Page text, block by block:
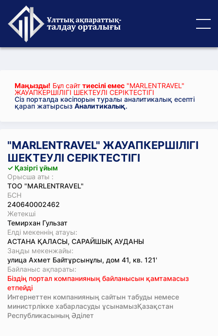
Маңызды! Бұл сайт тиесілі емес "MARLENTRAVEL"
ЖАУАПКЕРШІЛІГІ ШЕКТЕУЛІ СЕРІКТЕСТІГІ
Сіз порталда кәсіпорын туралы аналитикалық есепті
қарап жатырсыз Аналитикалық.
"MARLENTRAVEL" ЖАУАПКЕРШІЛІГІ
ШЕКТЕУЛІ СЕРІКТЕСТІГІ
✓ Қазіргі ұйым
Орысша аты :
ТОО "MARLENTRAVEL"
БСН
240640002462
Жетекші
Темирхан Гульзат
Елді мекеннің атауы:
АСТАНА ҚАЛАСЫ, САРАЙШЫҚ АУДАНЫ
Заңды мекенжайы:
улица Ахмет Байтұрсынұлы, дом 41, кв. 121'
Байланыс ақпараты:
Біздің портал компанияның байланысын қамтамасыз
етпейді
Интернеттен компанияның сайтын табуды немесе
министрлікке хабарласуды ұсынамызҚазақстан
Республикасының Әділет